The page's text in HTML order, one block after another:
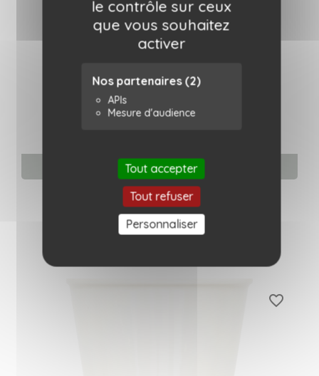
le contrôle sur ceux
que vous souhaitez
activer
Nos partenaires (2)
APIs
Mesure d'audience
Tout accepter
Tout refuser
Personnaliser
Tasse Helen B - Trapeze girl
Helen B
17,90 €
Ajouter au panier
favorite_border